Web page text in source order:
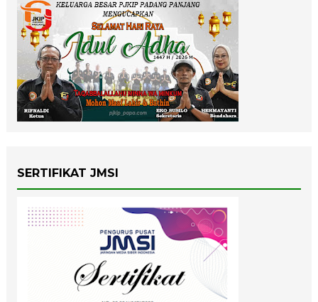
SERTIFIKAT JMSI